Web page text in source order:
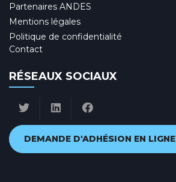
Partenaires ANDES
Mentions légales
Politique de confidentialité
Contact
RÉSEAUX SOCIAUX
DEMANDE D'ADHÉSION EN LIGNE